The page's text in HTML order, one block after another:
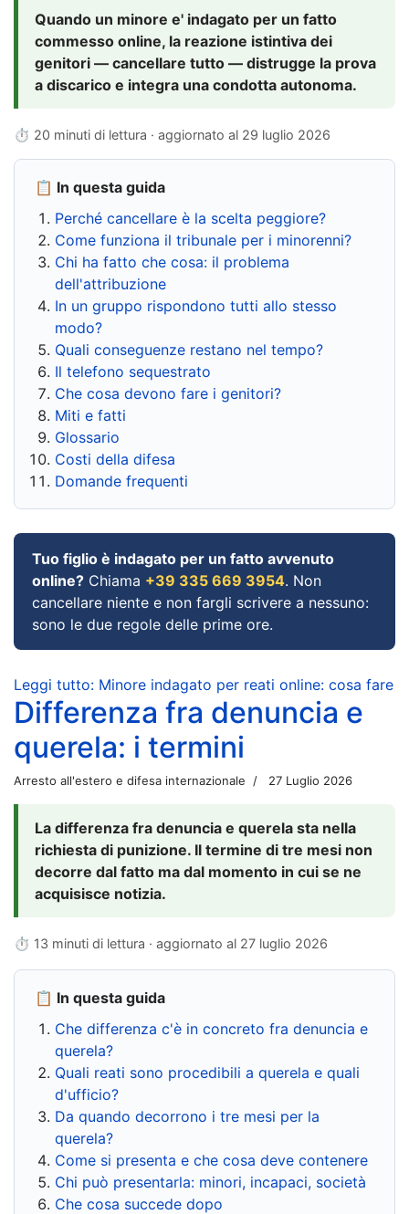
Quando un minore e' indagato per un fatto
commesso online, la reazione istintiva dei
genitori — cancellare tutto — distrugge la prova
a discarico e integra una condotta autonoma.
⏱ 20 minuti di lettura · aggiornato al 29 luglio 2026
📋 In questa guida
Perché cancellare è la scelta peggiore?
Come funziona il tribunale per i minorenni?
Chi ha fatto che cosa: il problema
dell'attribuzione
In un gruppo rispondono tutti allo stesso
modo?
Quali conseguenze restano nel tempo?
Il telefono sequestrato
Che cosa devono fare i genitori?
Miti e fatti
Glossario
Costi della difesa
Domande frequenti
Tuo figlio è indagato per un fatto avvenuto
online? Chiama +39 335 669 3954. Non
cancellare niente e non fargli scrivere a nessuno:
sono le due regole delle prime ore.
Leggi tutto: Minore indagato per reati online: cosa fare
Differenza fra denuncia e
querela: i termini
Arresto all'estero e difesa internazionale 27 Luglio 2026
La differenza fra denuncia e querela sta nella
richiesta di punizione. Il termine di tre mesi non
decorre dal fatto ma dal momento in cui se ne
acquisisce notizia.
⏱ 13 minuti di lettura · aggiornato al 27 luglio 2026
📋 In questa guida
Che differenza c'è in concreto fra denuncia e
querela?
Quali reati sono procedibili a querela e quali
d'ufficio?
Da quando decorrono i tre mesi per la
querela?
Come si presenta e che cosa deve contenere
Chi può presentarla: minori, incapaci, società
Che cosa succede dopo